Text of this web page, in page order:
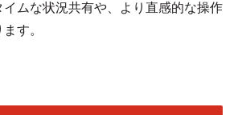
イムな状況共有や、より直感的な操作
す。